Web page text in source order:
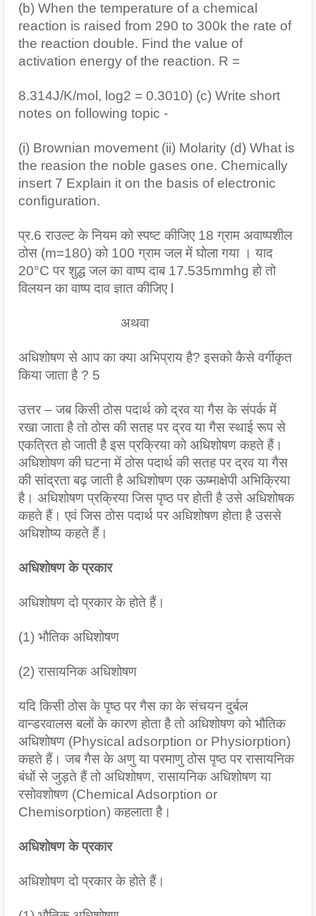
(b) When the temperature of a chemical
reaction is raised from 290 to 300k the rate of
the reaction double. Find the value of
activation energy of the reaction. R =
8.314J/K/mol, log2 = 0.3010) (c) Write short
notes on following topic -
(i) Brownian movement (ii) Molarity (d) What is
the reasion the noble gases one. Chemically
insert 7 Explain it on the basis of electronic
configuration.
प्र.6 राउल्ट के नियम को स्पष्ट कीजिए 18 ग्राम अवाष्पशील
ठोस (m=180) को 100 ग्राम जल में घोला गया । याद
20°C पर शुद्ध जल का वाष्प दाब 17.535mmhg हो तो
विलयन का वाष्प दाव ज्ञात कीजिए l
अथवा
अधिशोषण से आप का क्या अभिप्राय है? इसको कैसे वर्गीकृत
किया जाता है ? 5
उत्तर – जब किसी ठोस पदार्थ को द्रव या गैस के संपर्क में
रखा जाता है तो ठोस की सतह पर द्रव या गैस स्थाई रूप से
एकत्रित हो जाती है इस प्रक्रिया को अधिशोषण कहते हैं।
अधिशोषण की घटना में ठोस पदार्थ की सतह पर द्रव या गैस
की सांद्रता बढ़ जाती है अधिशोषण एक ऊष्माक्षेपी अभिक्रिया
है। अधिशोषण प्रक्रिया जिस पृष्ठ पर होती है उसे अधिशोषक
कहते हैं। एवं जिस ठोस पदार्थ पर अधिशोषण होता है उससे
अधिशोष्य कहते हैं।
अधिशोषण के प्रकार
अधिशोषण दो प्रकार के होते हैं।
(1) भौतिक अधिशोषण
(2) रासायनिक अधिशोषण
यदि किसी ठोस के पृष्ठ पर गैस का के संचयन दुर्बल
वान्डरवालस बलों के कारण होता है तो अधिशोषण को भौतिक
अधिशोषण (Physical adsorption or Physiorption)
कहते हैं। जब गैस के अणु या परमाणु ठोस पृष्ठ पर रासायनिक
बंधों से जुड़ते हैं तो अधिशोषण, रासायनिक अधिशोषण या
रसोवशोषण (Chemical Adsorption or
Chemisorption) कहलाता है।
अधिशोषण के प्रकार
अधिशोषण दो प्रकार के होते हैं।